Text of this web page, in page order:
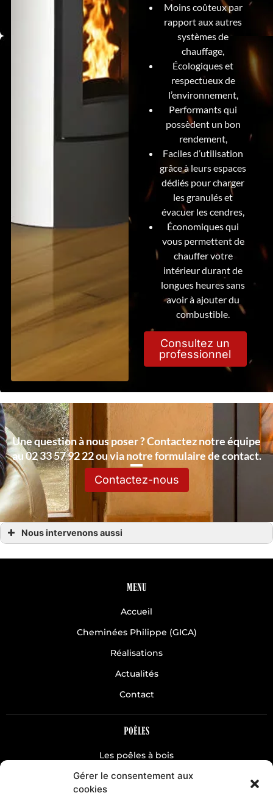
Gérer le consentement aux
cookies
Moins coûteux par
rapport aux autres
systèmes de
chauffage,
Écologiques et
respectueux de
l’environnement,
Performants qui
possèdent un bon
rendement,
Faciles d’utilisation
grâce à leurs espaces
dédiés pour charger
les granulés et
évacuer les cendres,
Économiques qui
vous permettent de
chauffer votre
intérieur durant de
longues heures sans
avoir à ajouter du
combustible.
Consultez un
professionnel
Une question à nous poser ? Contactez notre équipe
au 02 33 57 92 22 ou via notre formulaire de contact.
Contactez-nous
Nous intervenons aussi
Chauffage hydro Villedieu les Poêles
MENU
Accueil
Cheminées Philippe (GICA)
Réalisations
Actualités
Contact
POÊLES
Les poêles à bois
Les poêles à pellets